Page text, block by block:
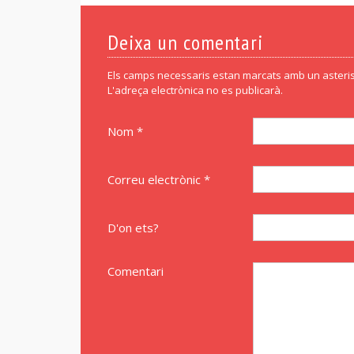
Deixa un comentari
Els camps necessaris estan marcats amb un
L'adreça electrònica no es publicarà.
Nom *
Correu electrònic *
D'on ets?
Comentari